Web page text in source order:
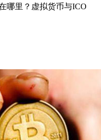
哪里？虚拟货币与ICO